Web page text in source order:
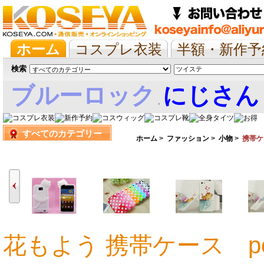
ホーム コスプレ衣装
半額・新作
抱き枕/布団/シーツ
ツイステ ウマ
検索
ブルーロック , にじさ
娘すべてのカテゴリー ホーム > ファッション > 小物 > 携帯
3,464円 3,464円 3,464円
花もよう 携帯ケース